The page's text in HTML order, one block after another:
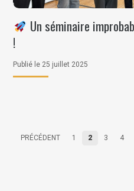
Un séminaire
!
Publié le 25 juillet 2025
PRÉCÉDENT 1 2 3 4